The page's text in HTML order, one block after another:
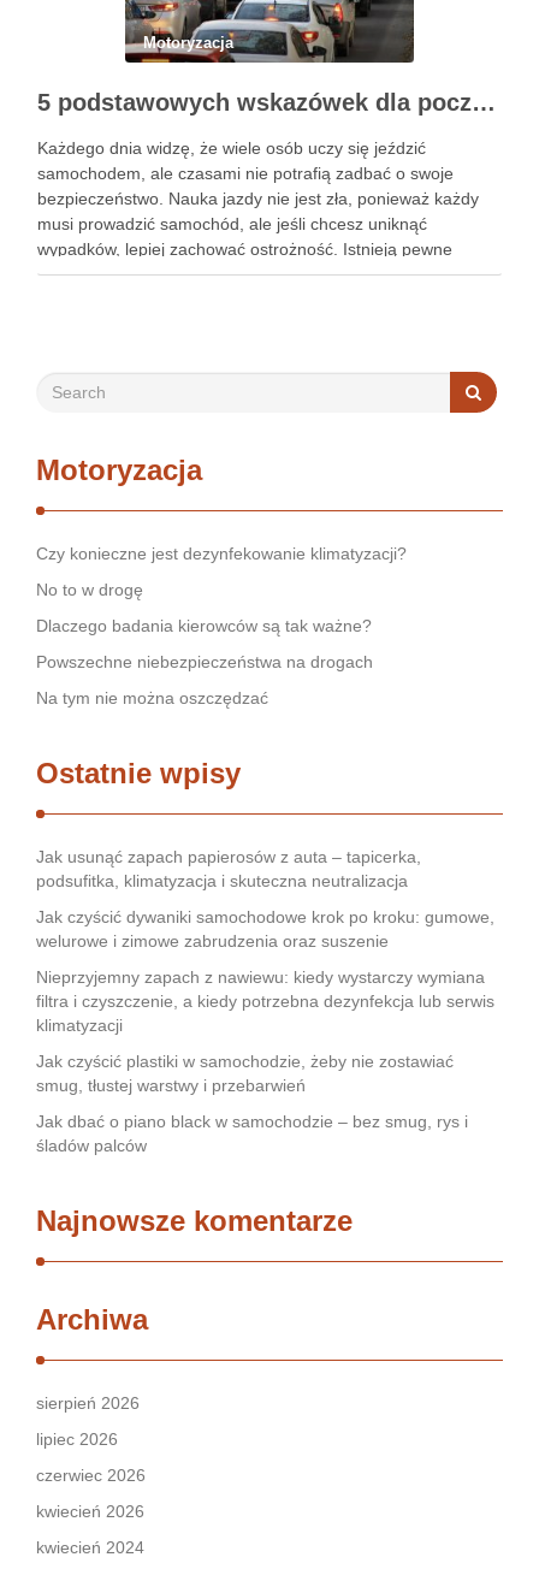
Motoryzacja
5 podstawowych wskazówek dla początkujących, jak nauczyć się bezpieczeństwa jazdy samochodem
Każdego dnia widzę, że wiele osób uczy się jeździć
samochodem, ale czasami nie potrafią zadbać o swoje
bezpieczeństwo. Nauka jazdy nie jest zła, ponieważ każdy
musi prowadzić samochód, ale jeśli chcesz uniknąć
wypadków, lepiej zachować ostrożność. Istnieją pewne
wskazówki, które sprawią, że nauka bezpieczeństwa
Motoryzacja
Czy konieczne jest dezynfekowanie klimatyzacji?
No to w drogę
Dlaczego badania kierowców są tak ważne?
Powszechne niebezpieczeństwa na drogach
Na tym nie można oszczędzać
Ostatnie wpisy
Jak usunąć zapach papierosów z auta – tapicerka,
podsufitka, klimatyzacja i skuteczna neutralizacja
Jak czyścić dywaniki samochodowe krok po kroku: gumowe,
welurowe i zimowe zabrudzenia oraz suszenie
Nieprzyjemny zapach z nawiewu: kiedy wystarczy wymiana
filtra i czyszczenie, a kiedy potrzebna dezynfekcja lub serwis
klimatyzacji
Jak czyścić plastiki w samochodzie, żeby nie zostawiać
smug, tłustej warstwy i przebarwień
Jak dbać o piano black w samochodzie – bez smug, rys i
śladów palców
Najnowsze komentarze
Archiwa
sierpień 2026
lipiec 2026
czerwiec 2026
kwiecień 2026
kwiecień 2024